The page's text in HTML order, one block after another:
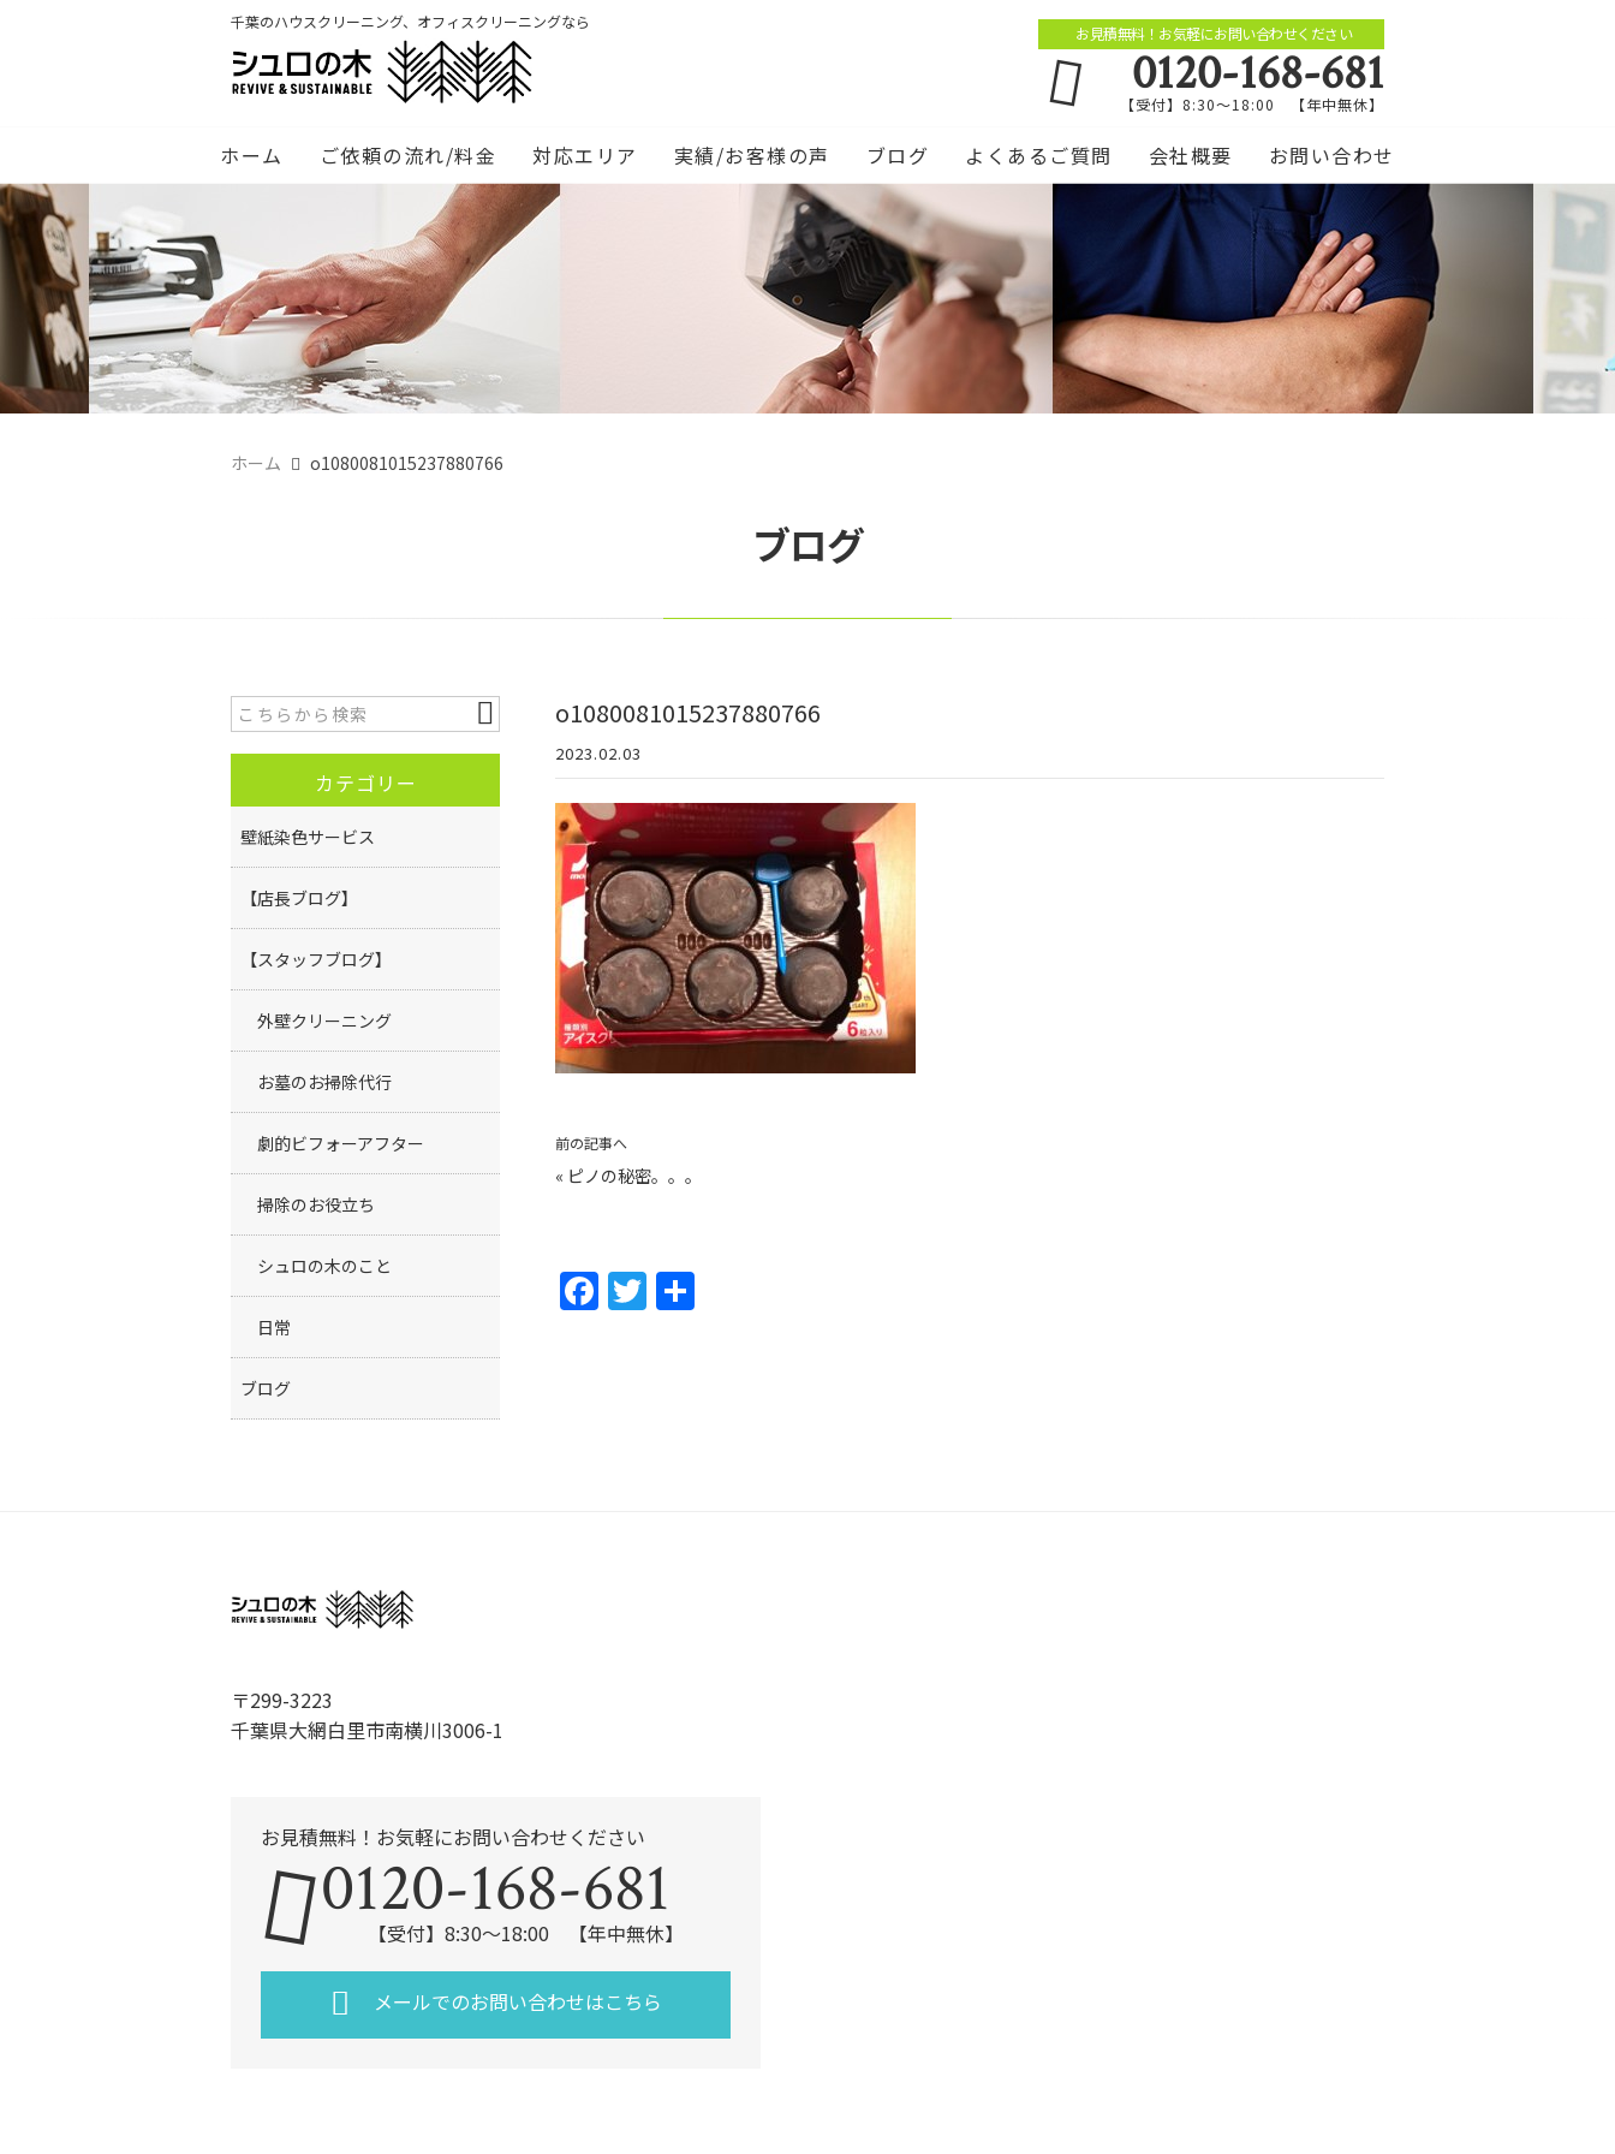
千葉のハウスクリーニング、オフィスクリーニングなら
お見積無料！お気軽にお問い合わせください
0120-168-681
【受付】8:30～18:00 【年中無休】
ホーム ご依頼の流れ/料金 対応エリア 実績/お客様の声 ブログ よくあるご質問 会社概要 お問い合わせ
ホーム o1080081015237880766
ブログ
o1080081015237880766
2023.02.03
前の記事へ
« ピノの秘密。。。
F T
カテゴリー
壁紙染色サービス
【店長ブログ】
【スタッフブログ】
外壁クリーニング
お墓のお掃除代行
劇的ビフォーアフター
掃除のお役立ち
シュロの木のこと
日常
ブログ
〒299-3223
千葉県大網白里市南横川3006-1
お見積無料！お気軽にお問い合わせください
0120-168-681
【受付】8:30～18:00 【年中無休】
メールでのお問い合わせはこちら